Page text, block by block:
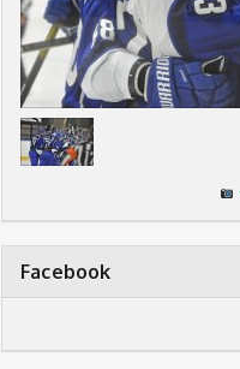
Facebook